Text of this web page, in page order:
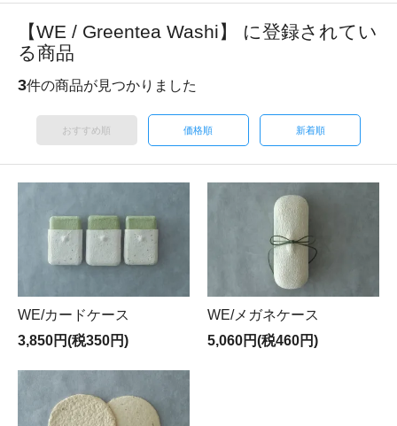
【WE / Greentea Washi】 に登録されてい
る商品
3件の商品が見つかりました
おすすめ順 価格順 新着順
WE/カードケース
3,850円(税350円)
WE/メガネケース
5,060円(税460円)